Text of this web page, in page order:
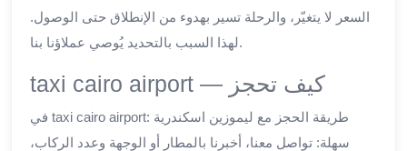
السعر لا يتغيّر، والرحلة تسير بهدوء من الإنطلاق حتى الوصول.
لهذا السبب بالتحديد يُوصي عملاؤنا بنا.
taxi cairo airport — كيف تحجز
في taxi cairo airport: طريقة الحجز مع ليموزين اسكندرية
سهلة: تواصل معنا، أخبرنا بالمطار أو الوجهة وعدد الركاب،